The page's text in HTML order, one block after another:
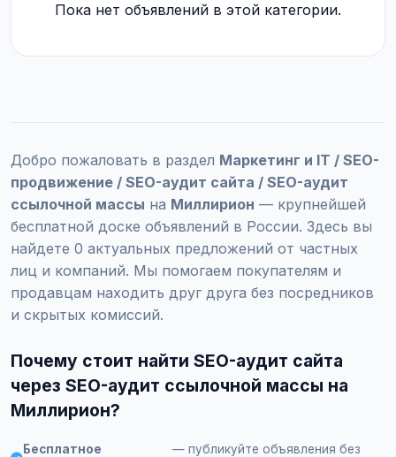
Пока нет объявлений в этой категории.
Добро пожаловать в раздел Маркетинг и IT / SEO-
продвижение / SEO-аудит сайта / SEO-аудит
ссылочной массы на Миллирион — крупнейшей
бесплатной доске объявлений в России. Здесь вы
найдете 0 актуальных предложений от частных
лиц и компаний. Мы помогаем покупателям и
продавцам находить друг друга без посредников
и скрытых комиссий.
Почему стоит найти SEO-аудит сайта
через SEO-аудит ссылочной массы на
Миллирион?
Бесплатное
— публикуйте объявления без